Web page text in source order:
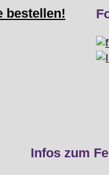
bestellen!
Infos zum